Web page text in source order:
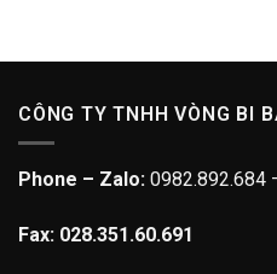
CÔNG TY TNHH VÒNG BI
Phone – Zalo: 0982.892.684
Fax: 028.351.60.691